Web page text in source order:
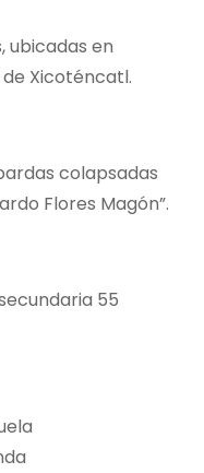
ubicadas en
Xicoténcatl.
colapsadas
Flores Magón”.
55